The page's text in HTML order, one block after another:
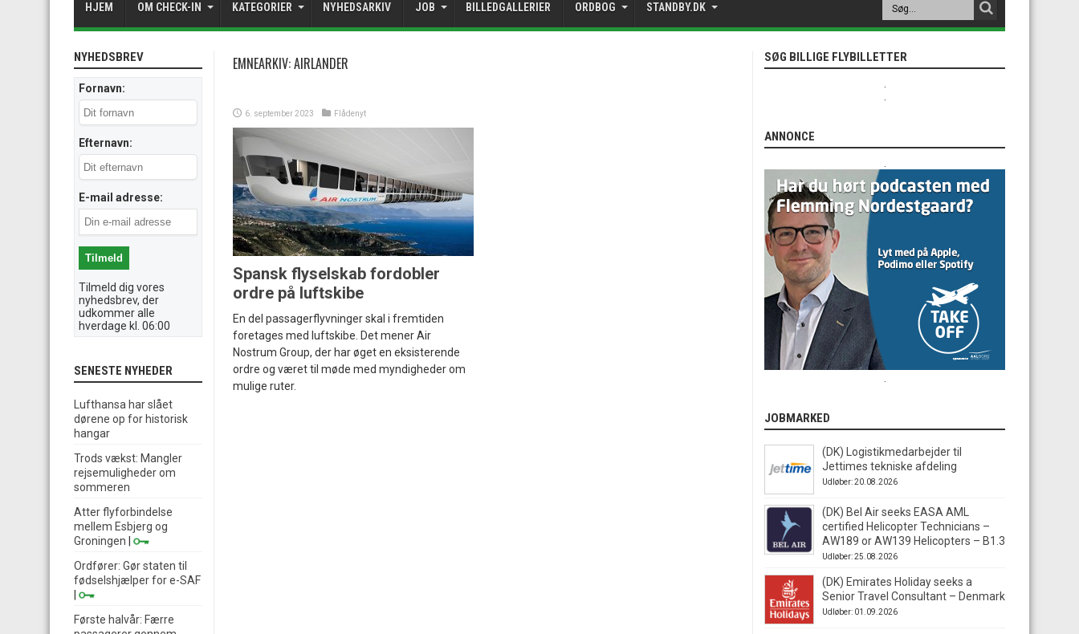
HJEM OM CHECK-IN KATEGORIER NYHEDSARKIV JOB BILLEDGALLERIER ORDBOG STANDBY.DK
EMNEARKIV:AIRLANDER
6. september 2023 Flådenyt
Spansk flyselskab fordobler
ordre på luftskibe
En del passagerflyvninger skal i fremtiden
foretages med luftskibe. Det mener Air
Nostrum Group, der har øget en eksisterende
ordre og været til møde med myndigheder om
mulige ruter.
NYHEDSBREV
Fornavn:
Efternavn:
E-mail adresse:
Tilmeld dig vores
nyhedsbrev, der
udkommer alle
hverdage kl. 06:00
SENESTE NYHEDER
Lufthansa har slået
dørene op for historisk
hangar
Trods vækst: Mangler
rejsemuligheder om
sommeren
Atter flyforbindelse
mellem Esbjerg og
Groningen
Ordfører: Gør staten til
fødselshjælper for e-SAF
Første halvår: Færre
SØG BILLIGE FLYBILLETTER
ANNONCE
JOBMARKED
(DK) Logistikmedarbejder til
Jettimes tekniske afdeling
Udløber: 20.08.2026
(DK) Bel Air seeks EASA AML
certified Helicopter Technicians –
AW189 or AW139 Helicopters – B1.3
Udløber: 25.08.2026
(DK) Emirates Holiday seeks a
Senior Travel Consultant – Denmark
Udløber: 01.09.2026